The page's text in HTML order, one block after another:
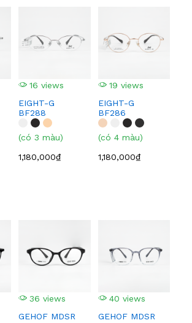
16 views
EIGHT-G
BF288
(có 3 màu)
1,180,000₫
19 views
EIGHT-G
BF286
(có 4 màu)
1,180,000₫
36 views
GEHOF MDSR
40 views
GEHOF MDSR